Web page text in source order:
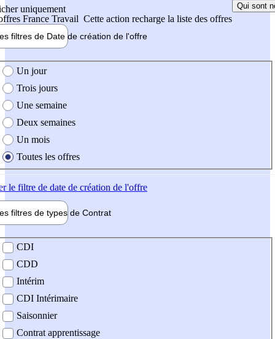
uniquement
France Travail Cette action recharge la liste des offres
Qui sont
filtres de Date de création de l'offre
création de l'offre
Un jour
Trois jours
Une semaine
Deux semaines
Un mois
Toutes les offres
le filtre de date de création de l'offre
filtres de types de Contrat
contrat
CDI
CDD
Intérim
CDI Intérimaire
Saisonnier
Contrat apprentissage